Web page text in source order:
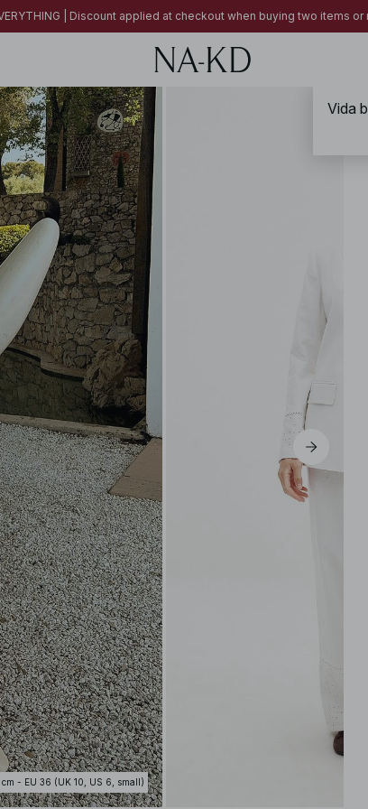
| Discount applied at checkout when buying two items or
cm - EU 36 (UK 10, US 6, small)
Vida